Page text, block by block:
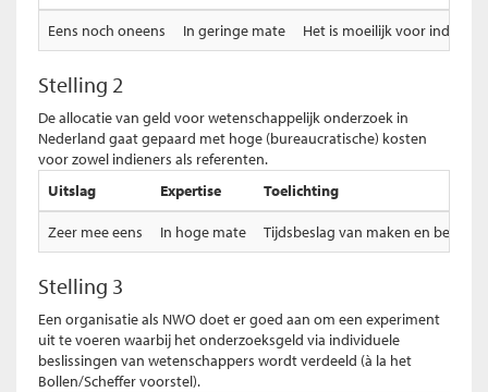
Eens noch oneens In geringe mate Het is moeilijk voor
Stelling 2
De allocatie van geld voor wetenschappelijk onderzoek in
Nederland gaat gepaard met hoge (bureaucratische) kosten
voor zowel indieners als referenten.
Uitslag
Expertise Toelichting
Zeer mee eens In hoge mate Tijdsbeslag van maken en
Stelling 3
Een organisatie als NWO doet er goed aan om een experiment
uit te voeren waarbij het onderzoeksgeld via individuele
beslissingen van wetenschappers wordt verdeeld (à la het
Bollen/Scheffer voorstel).